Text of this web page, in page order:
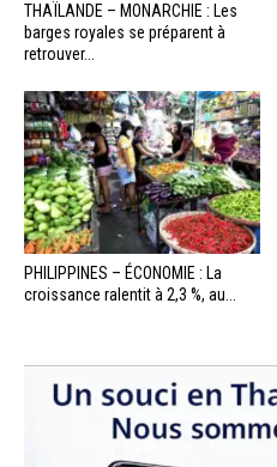
THAÏLANDE – MONARCHIE : Les
barges royales se préparent à
retrouver...
PHILIPPINES – ÉCONOMIE : La
croissance ralentit à 2,3 %, au...